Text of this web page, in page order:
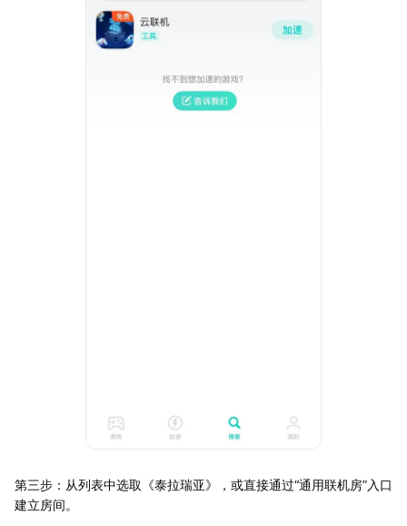
第三步：从列表中选取《泰拉瑞亚》，或直接通过“通用联机房”入口
建立房间。